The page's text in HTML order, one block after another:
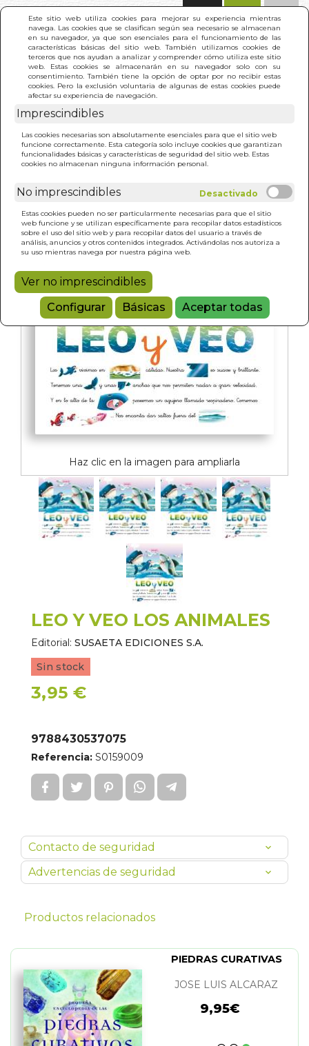
Este sitio web utiliza cookies para mejorar su experiencia mientras
navega. Las cookies que se clasifican según sea necesario se almacenan
en su navegador, ya que son esenciales para el funcionamiento de las
características básicas del sitio web. También utilizamos cookies de
terceros que nos ayudan a analizar y comprender cómo utiliza este sitio
web. Estas cookies se almacenarán en su navegador solo con su
consentimiento. También tiene la opción de optar por no recibir estas
cookies. Pero la exclusión voluntaria de algunas de estas cookies puede
afectar su experiencia de navegación.
Imprescindibles
Las cookies necesarias son absolutamente esenciales para que el sitio web
funcione correctamente. Esta categoría solo incluye cookies que garantizan
funcionalidades básicas y características de seguridad del sitio web. Estas
cookies no almacenan ninguna información personal.
No imprescindibles
Estas cookies pueden no ser particularmente necesarias para que el sitio
web funcione y se utilizan específicamente para recopilar datos estadísticos
sobre el uso del sitio web y para recopilar datos del usuario a través de
análisis, anuncios y otros contenidos integrados. Activándolas nos autoriza a
su uso mientras navega por nuestra página web.
Ver no imprescindibles
Configurar
Básicas Aceptar todas
INICIO > LEO Y VEO LOS ANIMALES
Haz clic en la imagen para ampliarla
LEO Y VEO LOS ANIMALES
Editorial: SUSAETA EDICIONES S.A.
Sin stock
3,95 €
9788430537075
Referencia: S0159009
Contacto de seguridad
Advertencias de seguridad
Productos relacionados
PIEDRAS CURATIVAS
JOSE LUIS ALCARAZ
9,95€